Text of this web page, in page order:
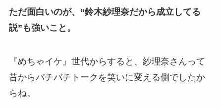
ただ面白いのが、“鈴木紗理奈だから成立してる
説”も強いこと。
『めちゃイケ』世代からすると、紗理奈さんって
昔からバチバチトークを笑いに変える側でしたか
らね。